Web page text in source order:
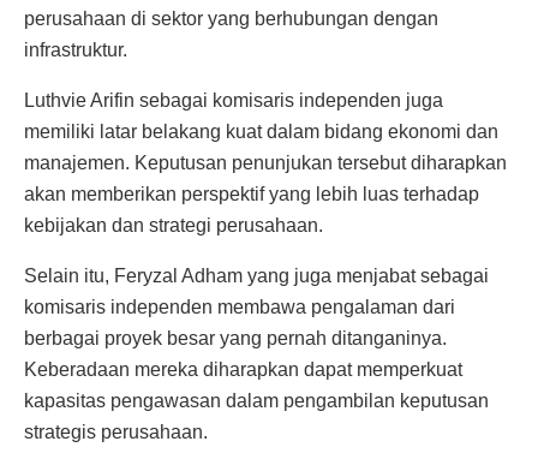
perusahaan di sektor yang berhubungan dengan
infrastruktur.
Luthvie Arifin sebagai komisaris independen juga
memiliki latar belakang kuat dalam bidang ekonomi dan
manajemen. Keputusan penunjukan tersebut diharapkan
akan memberikan perspektif yang lebih luas terhadap
kebijakan dan strategi perusahaan.
Selain itu, Feryzal Adham yang juga menjabat sebagai
komisaris independen membawa pengalaman dari
berbagai proyek besar yang pernah ditanganinya.
Keberadaan mereka diharapkan dapat memperkuat
kapasitas pengawasan dalam pengambilan keputusan
strategis perusahaan.